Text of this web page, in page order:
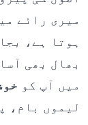
میری رائے
ہوتا ہے،
بھال بھی
میں آپ کو
لیموں بام،